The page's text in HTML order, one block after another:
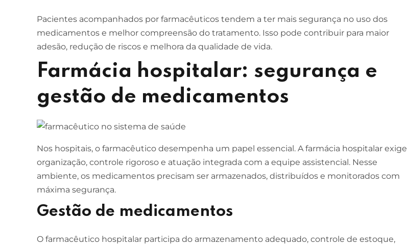
Pacientes acompanhados por farmacêuticos tendem a ter mais segurança no uso dos
medicamentos e melhor compreensão do tratamento. Isso pode contribuir para maior
adesão, redução de riscos e melhora da qualidade de vida.
Farmácia hospitalar: segurança e
gestão de medicamentos
Nos hospitais, o farmacêutico desempenha um papel essencial. A farmácia hospitalar exige
organização, controle rigoroso e atuação integrada com a equipe assistencial. Nesse
ambiente, os medicamentos precisam ser armazenados, distribuídos e monitorados com
máxima segurança.
Gestão de medicamentos
O farmacêutico hospitalar participa do armazenamento adequado, controle de estoque,